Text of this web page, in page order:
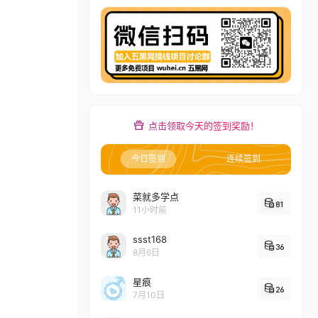
点击领取今天的签到奖励！
今日签到 连续签到
菜就多学点
11小时前
81
ssst168
8月6日
36
星痕
7月10日
26